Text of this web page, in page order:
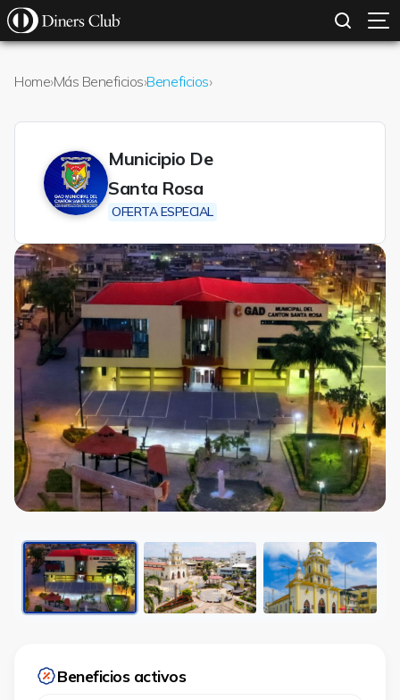
Pasar al contenido principal
Home›Más Beneficios›Beneficios›
Municipio De
Santa Rosa
OFERTA ESPECIAL
Beneficios activos